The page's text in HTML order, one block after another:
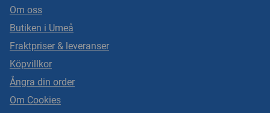
Om oss
Butiken i Umeå
Fraktpriser & leveranser
Köpvillkor
Ångra din order
Om Cookies